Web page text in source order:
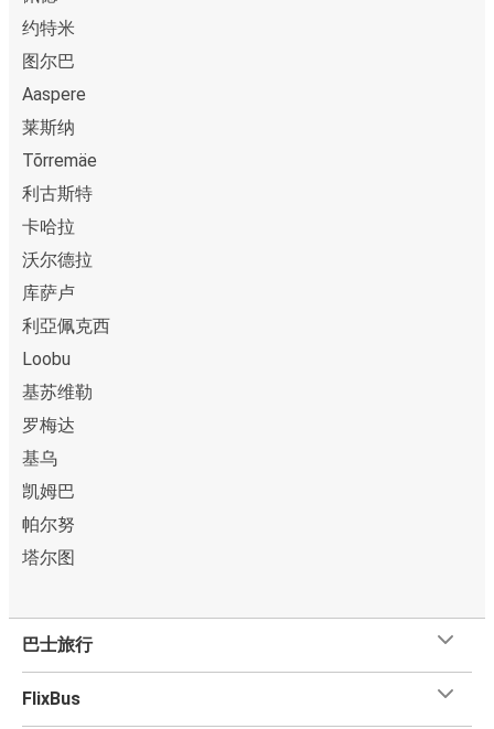
约特米
图尔巴
Aaspere
莱斯纳
Tõrremäe
利古斯特
卡哈拉
沃尔德拉
库萨卢
利亞佩克西
Loobu
基苏维勒
罗梅达
基乌
凯姆巴
帕尔努
塔尔图
巴士旅行
FlixBus